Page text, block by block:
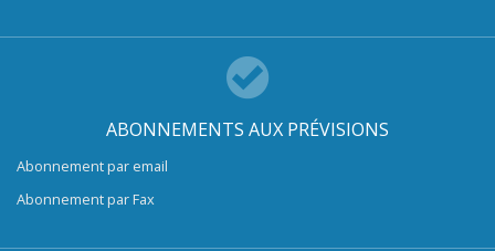
ABONNEMENTS AUX PRÉVISIONS
Abonnement par email
Abonnement par Fax